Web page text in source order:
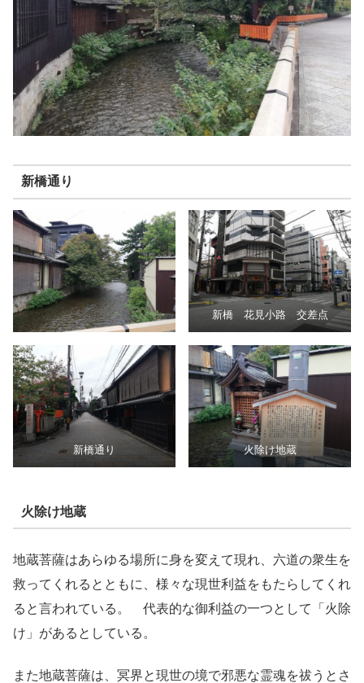
新橋通り
新橋 花見小路 交差点
新橋通り 火除け地蔵
火除け地蔵
地蔵菩薩はあらゆる場所に身を変えて現れ、六道の衆生を
救ってくれるとともに、様々な現世利益をもたらしてくれ
ると言われている。 代表的な御利益の一つとして「火除
け」があるとしている。
また地蔵菩薩は、冥界と現世の境で邪悪な霊魂を祓うとさ